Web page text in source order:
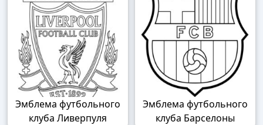
Эмблема футбольного
клуба Ливерпуля
Эмблема футбольного
клуба Барселоны